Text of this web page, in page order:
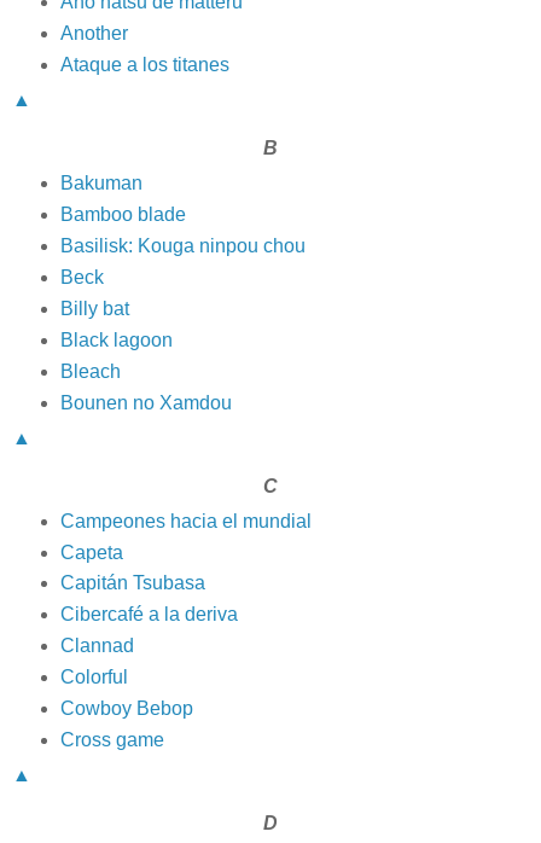
Another
Ataque a los titanes
▲
B
Bakuman
Bamboo blade
Basilisk: Kouga ninpou chou
Beck
Billy bat
Black lagoon
Bleach
Bounen no Xamdou
▲
C
Campeones hacia el mundial
Capeta
Capitán Tsubasa
Cibercafé a la deriva
Clannad
Colorful
Cowboy Bebop
Cross game
▲
D